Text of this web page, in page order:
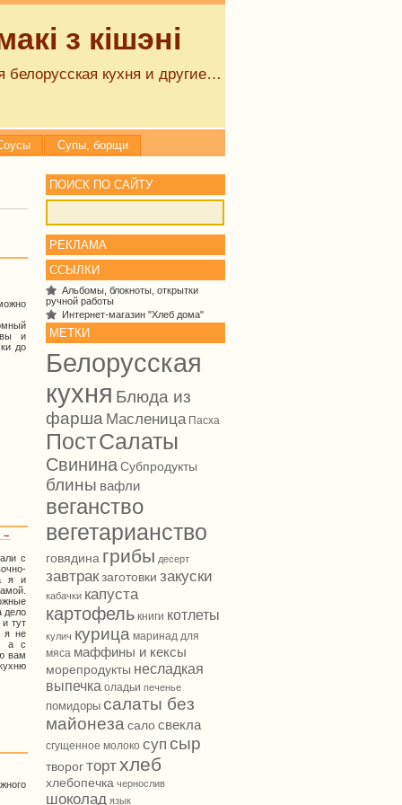
з кішэні
белорусская кухня и другие…
Супы, борщи
и
до
→
с
я и
дело
тут
я не
а с
вам
ПОИСК ПО САЙТУ
РЕКЛАМА
ССЫЛКИ
Альбомы, блокноты, открытки
ручной работы
Интернет-магазин "Хлеб дома"
МЕТКИ
Белорусская
кухня Блюда из
фарша Масленица Пасха
ПостСалаты
СвининаСубпродукты
блины вафли
веганство
вегетарианство
говядина грибы десерт
завтрак заготовки закуски
кабачки капуста
картофель книги котлеты
кулич курица маринад для
мяса маффины и кексы
морепродукты несладкая
выпечка оладьи печенье
помидоры салаты без
майонеза салосвекла
сгущенное молоко суп сыр
творог тортхлеб
хлебопечка чернослив
шоколад язык